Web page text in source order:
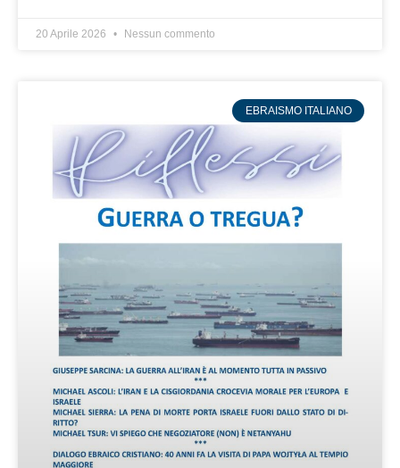
20 Aprile 2026 Nessun commento
EBRAISMO ITALIANO